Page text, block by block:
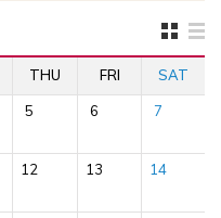
THU FRI SAT
5 6 7
12 13 14